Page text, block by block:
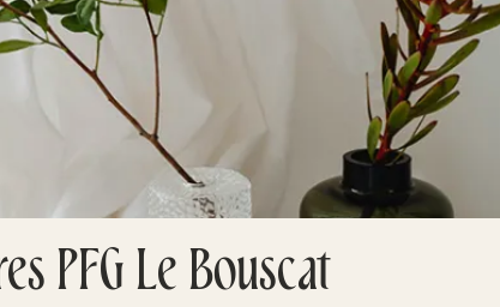
PFG Le Bouscat